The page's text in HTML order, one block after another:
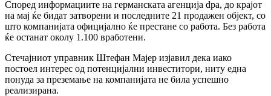
Според информациите на германската агенција dpa, до крајот
на мај ќе бидат затворени и последните 21 продажен објект, со
што компанијата официјално ќе престане со работа. Без работа
ќе останат околу 1.100 вработени.
Стечајниот управник Штефан Мајер изјавил дека иако
постоел интерес од потенцијални инвеститори, ниту една
понуда за преземање на компанијата не била успешно
реализирана.